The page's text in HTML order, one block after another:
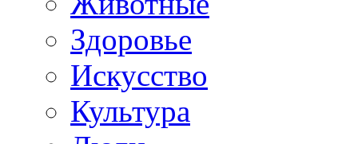
Здоровье
Искусство
Культура